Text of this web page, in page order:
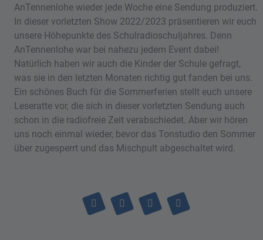
AnTennenlohe wieder jede Woche eine Sendung produziert.
In dieser vorletzten Show 2022/2023 präsentieren wir euch
unsere Höhepunkte des Schulradioschuljahres. Denn
AnTennenlohe war bei nahezu jedem Event dabei!
Natürlich haben wir auch die Kinder der Schule gefragt,
was sie in den letzten Monaten richtig gut fanden bei uns.
Ein schönes Buch für die Sommerferien stellt euch unsere
Leseratte vor, die sich in dieser vorletzten Sendung auch
schon in die radiofreie Zeit verabschiedet. Aber wir hören
uns noch einmal wieder, bevor das Tonstudio den Sommer
über zugesperrt und das Mischpult abgeschaltet wird.